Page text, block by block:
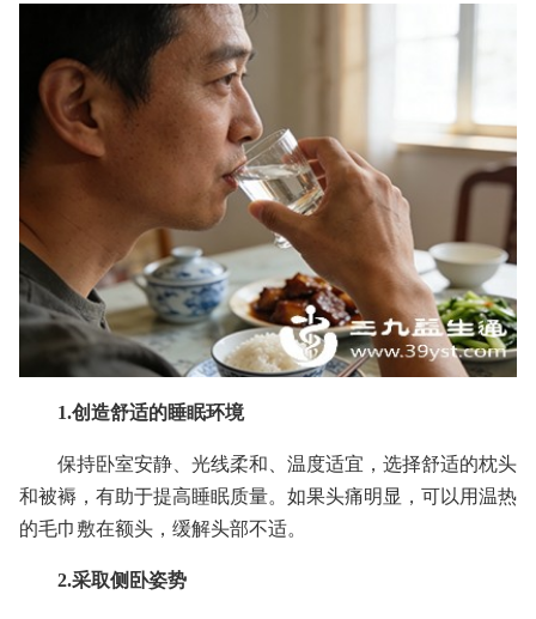
1.创造舒适的睡眠环境
保持卧室安静、光线柔和、温度适宜，选择舒适的枕头
和被褥，有助于提高睡眠质量。如果头痛明显，可以用温热
的毛巾敷在额头，缓解头部不适。
2.采取侧卧姿势